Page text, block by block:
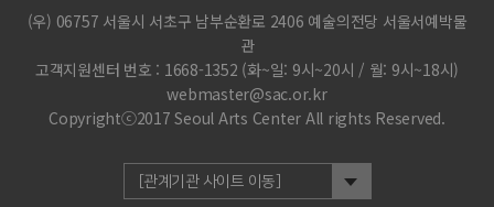
(우) 06757 서울시 서초구 남부순환로 2406 예술의전당 서울서예박물
관
고객지원센터 번호 : 1668-1352 (화~일: 9시~20시 / 월: 9시~18시)
webmaster@sac.or.kr
Copyrightⓒ2017 Seoul Arts Center All rights Reserved.